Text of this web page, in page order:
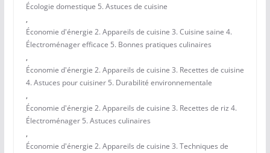
Écologie domestique 5. Astuces de cuisine
,
Économie d'énergie 2. Appareils de cuisine 3. Cuisine saine 4.
Électroménager efficace 5. Bonnes pratiques culinaires
,
Économie d'énergie 2. Appareils de cuisine 3. Recettes de cuisine
4. Astuces pour cuisiner 5. Durabilité environnementale
,
Économie d'énergie 2. Appareils de cuisine 3. Recettes de riz 4.
Électroménager 5. Astuces culinaires
,
Économie d'énergie 2. Appareils de cuisine 3. Techniques de